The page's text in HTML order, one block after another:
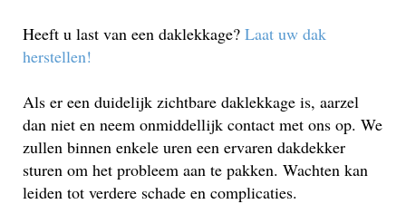
Heeft u last van een daklekkage? Laat uw dak
herstellen!
Als er een duidelijk zichtbare daklekkage is, aarzel
dan niet en neem onmiddellijk contact met ons op. We
zullen binnen enkele uren een ervaren dakdekker
sturen om het probleem aan te pakken. Wachten kan
leiden tot verdere schade en complicaties.